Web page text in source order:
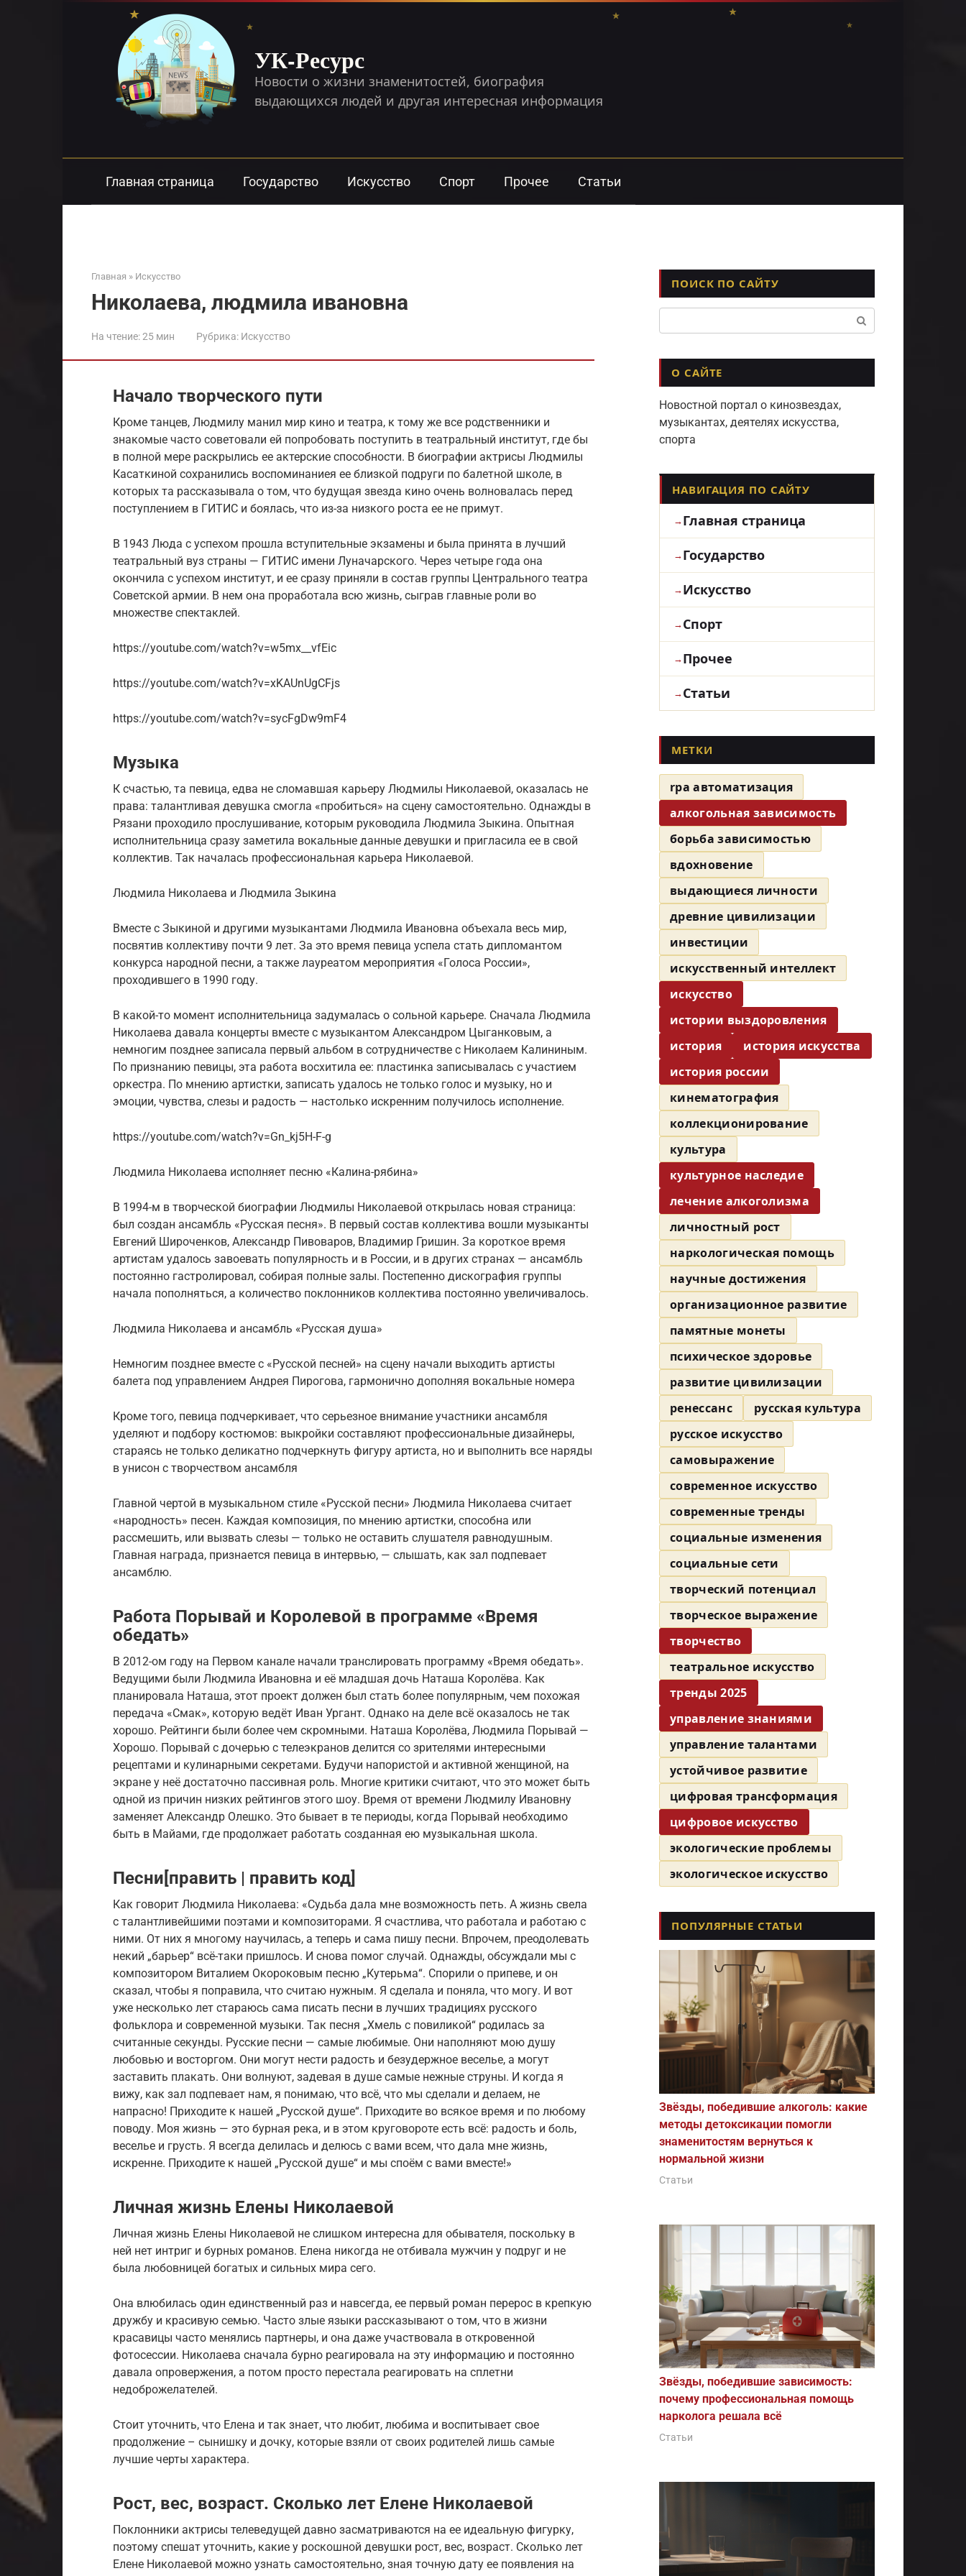
УК-Ресурс
Новости о жизни знаменитостей, биография
выдающихся людей и другая интересная информация
Главная страница Государство Искусство Спорт Прочее Статьи
Главная » Искусство
Николаева, людмила ивановна
На чтение:25 мин Рубрика: Искусство
Начало творческого пути
Кроме танцев, Людмилу манил мир кино и театра, к тому же все родственники и
знакомые часто советовали ей попробовать поступить в театральный институт, где бы
в полной мере раскрылись ее актерские способности. В биографии актрисы Людмилы
Касаткиной сохранились воспоминаниея ее близкой подруги по балетной школе, в
которых та рассказывала о том, что будущая звезда кино очень волновалась перед
поступлением в ГИТИС и боялась, что из-за низкого роста ее не примут.
В 1943 Люда с успехом прошла вступительные экзамены и была принята в лучший
театральный вуз страны — ГИТИС имени Луначарского. Через четыре года она
окончила с успехом институт, и ее сразу приняли в состав группы Центрального театра
Советской армии. В нем она проработала всю жизнь, сыграв главные роли во
множестве спектаклей.
https://youtube.com/watch?v=w5mx__vfEic
https://youtube.com/watch?v=xKAUnUgCFjs
https://youtube.com/watch?v=sycFgDw9mF4
Музыка
К счастью, та певица, едва не сломавшая карьеру Людмилы Николаевой, оказалась не
права: талантливая девушка смогла «пробиться» на сцену самостоятельно. Однажды в
Рязани проходило прослушивание, которым руководила Людмила Зыкина. Опытная
исполнительница сразу заметила вокальные данные девушки и пригласила ее в свой
коллектив. Так началась профессиональная карьера Николаевой.
Людмила Николаева и Людмила Зыкина
Вместе с Зыкиной и другими музыкантами Людмила Ивановна объехала весь мир,
посвятив коллективу почти 9 лет. За это время певица успела стать дипломантом
конкурса народной песни, а также лауреатом мероприятия «Голоса России»,
проходившего в 1990 году.
В какой-то момент исполнительница задумалась о сольной карьере. Сначала Людмила
Николаева давала концерты вместе с музыкантом Александром Цыганковым, а
немногим позднее записала первый альбом в сотрудничестве с Николаем Калининым.
По признанию певицы, эта работа восхитила ее: пластинка записывалась с участием
оркестра. По мнению артистки, записать удалось не только голос и музыку, но и
эмоции, чувства, слезы и радость — настолько искренним получилось исполнение.
https://youtube.com/watch?v=Gn_kj5H-F-g
Людмила Николаева исполняет песню «Калина-рябина»
В 1994-м в творческой биографии Людмилы Николаевой открылась новая страница:
был создан ансамбль «Русская песня». В первый состав коллектива вошли музыканты
Евгений Широченков, Александр Пивоваров, Владимир Гришин. За короткое время
артистам удалось завоевать популярность и в России, и в других странах — ансамбль
постоянно гастролировал, собирая полные залы. Постепенно дискография группы
начала пополняться, а количество поклонников коллектива постоянно увеличивалось.
Людмила Николаева и ансамбль «Русская душа»
Немногим позднее вместе с «Русской песней» на сцену начали выходить артисты
балета под управлением Андрея Пирогова, гармонично дополняя вокальные номера
Кроме того, певица подчеркивает, что серьезное внимание участники ансамбля
уделяют и подбору костюмов: выкройки составляют профессиональные дизайнеры,
стараясь не только деликатно подчеркнуть фигуру артиста, но и выполнить все наряды
в унисон с творчеством ансамбля
Главной чертой в музыкальном стиле «Русской песни» Людмила Николаева считает
«народность» песен. Каждая композиция, по мнению артистки, способна или
рассмешить, или вызвать слезы — только не оставить слушателя равнодушным.
Главная награда, признается певица в интервью, — слышать, как зал подпевает
ансамблю.
Работа Порывай и Королевой в программе «Время
обедать»
В 2012-ом году на Первом канале начали транслировать программу «Время обедать».
Ведущими были Людмила Ивановна и её младшая дочь Наташа Королёва. Как
планировала Наташа, этот проект должен был стать более популярным, чем похожая
передача «Смак», которую ведёт Иван Ургант. Однако на деле всё оказалось не так
хорошо. Рейтинги были более чем скромными. Наташа Королёва, Людмила Порывай —
Хорошо. Порывай с дочерью с телеэкранов делится со зрителями интересными
рецептами и кулинарными секретами. Будучи напористой и активной женщиной, на
экране у неё достаточно пассивная роль. Многие критики считают, что это может быть
одной из причин низких рейтингов этого шоу. Время от времени Людмилу Ивановну
заменяет Александр Олешко. Это бывает в те периоды, когда Порывай необходимо
быть в Майами, где продолжает работать созданная ею музыкальная школа.
Песни[править | править код]
Как говорит Людмила Николаева: «Судьба дала мне возможность петь. А жизнь свела
с талантливейшими поэтами и композиторами. Я счастлива, что работала и работаю с
ними. От них я многому научилась, а теперь и сама пишу песни. Впрочем, преодолевать
некий „барьер“ всё-таки пришлось. И снова помог случай. Однажды, обсуждали мы с
композитором Виталием Окороковым песню „Кутерьма“. Спорили о припеве, и он
сказал, чтобы я поправила, что считаю нужным. Я сделала и поняла, что могу. И вот
уже несколько лет стараюсь сама писать песни в лучших традициях русского
фольклора и современной музыки. Так песня „Хмель с повиликой“ родилась за
считанные секунды. Русские песни — самые любимые. Они наполняют мою душу
любовью и восторгом. Они могут нести радость и безудержное веселье, а могут
заставить плакать. Они волнуют, задевая в душе самые нежные струны. И когда я
вижу, как зал подпевает нам, я понимаю, что всё, что мы сделали и делаем, не
напрасно! Приходите к нашей „Русской душе“. Приходите во всякое время и по любому
поводу. Моя жизнь — это бурная река, и в этом круговороте есть всё: радость и боль,
веселье и грусть. Я всегда делилась и делюсь с вами всем, что дала мне жизнь,
искренне. Приходите к нашей „Русской душе“ и мы споём с вами вместе!»
Личная жизнь Елены Николаевой
Личная жизнь Елены Николаевой не слишком интересна для обывателя, поскольку в
ней нет интриг и бурных романов. Елена никогда не отбивала мужчин у подруг и не
была любовницей богатых и сильных мира сего.
Она влюбилась один единственный раз и навсегда, ее первый роман перерос в крепкую
дружбу и красивую семью. Часто злые языки рассказывают о том, что в жизни
красавицы часто менялись партнеры, и она даже участвовала в откровенной
фотосессии. Николаева сначала бурно реагировала на эту информацию и постоянно
давала опровержения, а потом просто перестала реагировать на сплетни
недоброжелателей.
Стоит уточнить, что Елена и так знает, что любит, любима и воспитывает свое
продолжение – сынишку и дочку, которые взяли от своих родителей лишь самые
лучшие черты характера.
Рост, вес, возраст. Сколько лет Елене Николаевой
Поклонники актрисы телеведущей давно засматриваются на ее идеальную фигурку,
поэтому спешат уточнить, какие у роскошной девушки рост, вес, возраст. Сколько лет
Елене Николаевой можно узнать самостоятельно, зная точную дату ее появления на
ПОИСК ПО САЙТУ
О САЙТЕ
Новостной портал о кинозвездах,
музыкантах, деятелях искусства,
спорта
НАВИГАЦИЯ ПО САЙТУ
Главная страница
Государство
Искусство
Спорт
Прочее
Статьи
МЕТКИ
rpa автоматизация
алкогольная зависимость
борьба зависимостью
вдохновение
выдающиеся личности
древние цивилизации
инвестиции
искусственный интеллект
искусство
истории выздоровления
история
история искусства
история россии
кинематография
коллекционирование
культура
культурное наследие
лечение алкоголизма
личностный рост
наркологическая помощь
научные достижения
организационное развитие
памятные монеты
психическое здоровье
развитие цивилизации
ренессанс
русская культура
русское искусство
самовыражение
современное искусство
современные тренды
социальные изменения
социальные сети
творческий потенциал
творческое выражение
творчество
театральное искусство
тренды 2025
управление знаниями
управление талантами
устойчивое развитие
цифровая трансформация
цифровое искусство
экологические проблемы
экологическое искусство
ПОПУЛЯРНЫЕ СТАТЬИ
Звёзды, победившие алкоголь: какие
методы детоксикации помогли
знаменитостям вернуться к
нормальной жизни
Статьи
Звёзды, победившие зависимость:
почему профессиональная помощь
нарколога решала всё
Статьи